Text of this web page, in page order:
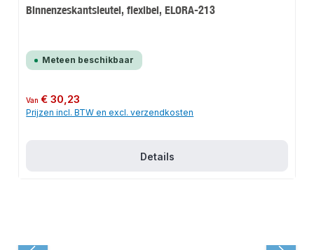
Binnenzeskantsleutel, flexibel, ELORA-213
Meteen beschikbaar
Normale prijs:
Van€ 30,23
Prijzen incl. BTW en excl. verzendkosten
Details